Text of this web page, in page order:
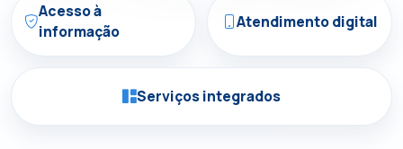
Acesso à
informação
Atendimento digital
Serviços integrados